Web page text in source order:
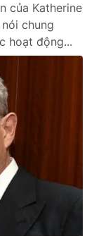
của Katherine
chung
hoạt động...